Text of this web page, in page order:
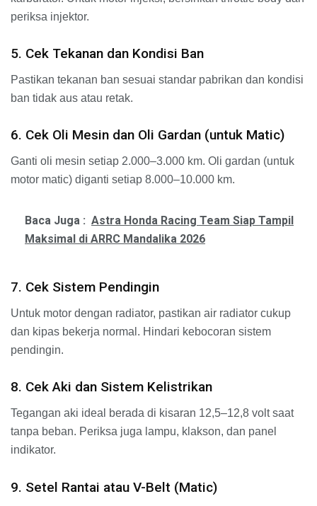
periksa injektor.
5. Cek Tekanan dan Kondisi Ban
Pastikan tekanan ban sesuai standar pabrikan dan kondisi
ban tidak aus atau retak.
6. Cek Oli Mesin dan Oli Gardan (untuk Matic)
Ganti oli mesin setiap 2.000–3.000 km. Oli gardan (untuk
motor matic) diganti setiap 8.000–10.000 km.
Baca Juga : Astra Honda Racing Team Siap Tampil
Maksimal di ARRC Mandalika 2026
7. Cek Sistem Pendingin
Untuk motor dengan radiator, pastikan air radiator cukup
dan kipas bekerja normal. Hindari kebocoran sistem
pendingin.
8. Cek Aki dan Sistem Kelistrikan
Tegangan aki ideal berada di kisaran 12,5–12,8 volt saat
tanpa beban. Periksa juga lampu, klakson, dan panel
indikator.
9. Setel Rantai atau V-Belt (Matic)